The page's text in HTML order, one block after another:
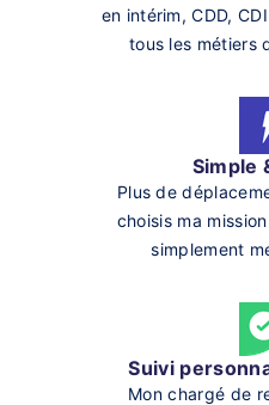
en intérim, CDD,
tous les métiers
Simple
Plus de
choisis ma
simplement
Suivi
Mon chargé de